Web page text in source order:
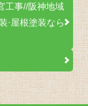
工事//阪神地域
·屋根塗装なら